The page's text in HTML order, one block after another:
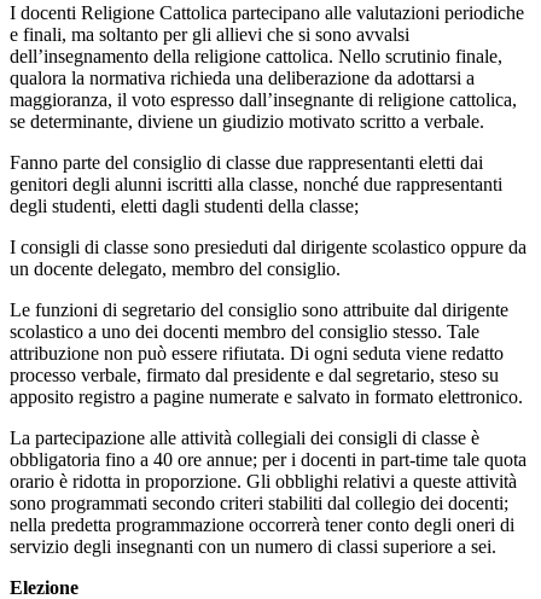
I docenti Religione Cattolica partecipano alle valutazioni periodiche
e finali, ma soltanto per gli allievi che si sono avvalsi
dell’insegnamento della religione cattolica. Nello scrutinio finale,
qualora la normativa richieda una deliberazione da adottarsi a
maggioranza, il voto espresso dall’insegnante di religione cattolica,
se determinante, diviene un giudizio motivato scritto a verbale.
Fanno parte del consiglio di classe due rappresentanti eletti dai
genitori degli alunni iscritti alla classe, nonché due rappresentanti
degli studenti, eletti dagli studenti della classe;
I consigli di classe sono presieduti dal dirigente scolastico oppure da
un docente delegato, membro del consiglio.
Le funzioni di segretario del consiglio sono attribuite dal dirigente
scolastico a uno dei docenti membro del consiglio stesso. Tale
attribuzione non può essere rifiutata. Di ogni seduta viene redatto
processo verbale, firmato dal presidente e dal segretario, steso su
apposito registro a pagine numerate e salvato in formato elettronico.
La partecipazione alle attività collegiali dei consigli di classe è
obbligatoria fino a 40 ore annue; per i docenti in part-time tale quota
orario è ridotta in proporzione. Gli obblighi relativi a queste attività
sono programmati secondo criteri stabiliti dal collegio dei docenti;
nella predetta programmazione occorrerà tener conto degli oneri di
servizio degli insegnanti con un numero di classi superiore a sei.
Elezione